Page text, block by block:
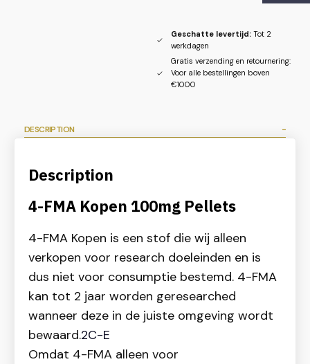
Geschatte levertijd:Tot 2
werkdagen
Gratis verzending en retournering:
Voor alle bestellingen boven
€1000
DESCRIPTION
Description
4-FMA Kopen 100mg Pellets
4-FMA Kopen is een stof die wij alleen
verkopen voor research doeleinden en is
dus niet voor consumptie bestemd. 4-FMA
kan tot 2 jaar worden geresearched
wanneer deze in de juiste omgeving wordt
bewaard.2C-E
Omdat 4-FMA alleen voor